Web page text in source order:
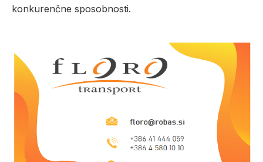
konkurenčne sposobnosti.